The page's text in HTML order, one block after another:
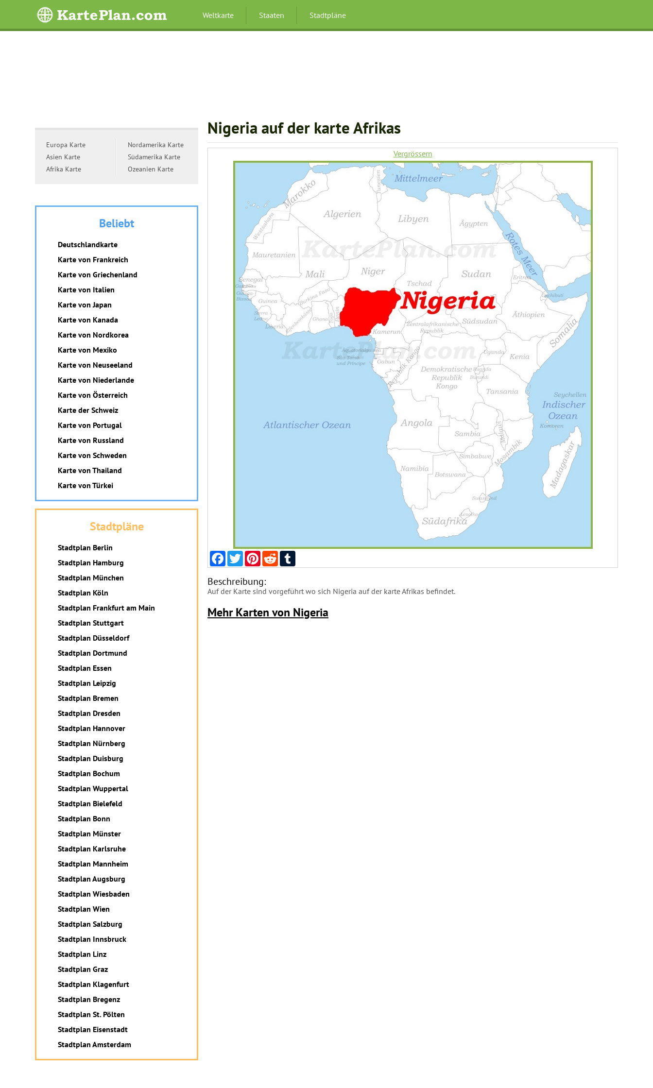
Weltkarte Staaten Stadtpläne
Nigeria auf der karte Afrikas
Vergrössern
Facebook
TwitterPinterest
Reddit
Beschreibung:
Auf der Karte sind vorgeführt wo sich Nigeria auf der karte Afrikas befindet.
Mehr Karten von Nigeria
Europa Karte
Asien Karte
Afrika Karte
Nordamerika Karte
Südamerika Karte
Ozeanien Karte
Beliebt
Deutschlandkarte
Karte von Frankreich
Karte von Griechenland
Karte von Italien
Karte von Japan
Karte von Kanada
Karte von Nordkorea
Karte von Mexiko
Karte von Neuseeland
Karte von Niederlande
Karte von Österreich
Karte der Schweiz
Karte von Portugal
Karte von Russland
Karte von Schweden
Karte von Thailand
Karte von Türkei
Stadtpläne
Stadtplan Berlin
Stadtplan Hamburg
Stadtplan München
Stadtplan Köln
Stadtplan Frankfurt am Main
Stadtplan Stuttgart
Stadtplan Düsseldorf
Stadtplan Dortmund
Stadtplan Essen
Stadtplan Leipzig
Stadtplan Bremen
Stadtplan Dresden
Stadtplan Hannover
Stadtplan Nürnberg
Stadtplan Duisburg
Stadtplan Bochum
Stadtplan Wuppertal
Stadtplan Bielefeld
Stadtplan Bonn
Stadtplan Münster
Stadtplan Karlsruhe
Stadtplan Mannheim
Stadtplan Augsburg
Stadtplan Wiesbaden
Stadtplan Wien
Stadtplan Salzburg
Stadtplan Innsbruck
Stadtplan Linz
Stadtplan Graz
Stadtplan Klagenfurt
Stadtplan Bregenz
Stadtplan St. Pölten
Stadtplan Eisenstadt
Stadtplan Amsterdam